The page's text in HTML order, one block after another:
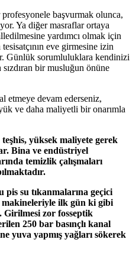
başvurmak olunca,
Ya diğer masraflar ortaya
yardımcı olmak için
eve girmesine izin
Günlük sorumluluklara kendinizi
sızdıran bir musluğun önüne
etmeye devam ederseniz,
ve daha maliyetli bir onarımla
yüksek maliyete gerek
Bina ve endüstriyel
temizlik çalışmaları
pis su tıkanmalarına geçici
makineleriyle ilk gün ki gibi
Girilmesi zor fosseptik
250 bar basınçlı kanal
yuva yapmış yağları sökerek